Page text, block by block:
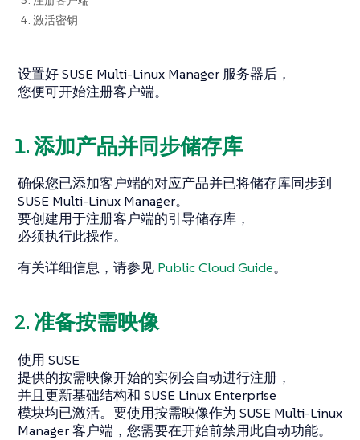
4. 激活密钥
设置好 SUSE Multi-Linux Manager 服务器后，
您便可开始注册客户端。
1. 添加产品并同步储存库
确保您已添加客户端的对应产品并已将储存库同步到
SUSE Multi-Linux Manager。
要创建用于注册客户端的引导储存库，
必须执行此操作。
有关详细信息，请参见 Public Cloud Guide。
2. 准备按需映像
使用 SUSE
提供的按需映像开始的实例会自动进行注册，
并且更新基础结构和 SUSE Linux Enterprise
模块均已激活。要使用按需映像作为 SUSE Multi-Linux
Manager 客户端，您需要在开始前禁用此自动功能。